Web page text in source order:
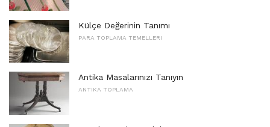
Külçe Değerinin Tanımı
PARA TOPLAMA TEMELLERI
Antika Masalarınızı Tanıyın
ANTIKA TOPLAMA